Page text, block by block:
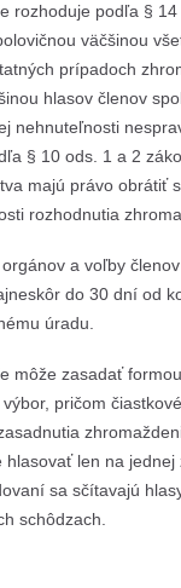
rozhoduje podľa §
väčšinou
prípadoch
hlasov členov
nehnuteľnosti
§ 10 ods. 1 a 2
majú právo obrátiť
rozhodnutia
a voľby
do 30 dní od
úradu.
môže zasadať
pričom
hlasovať len na jednej
sa sčítavajú
schôdzach.